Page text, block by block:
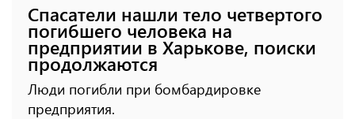
Спасатели нашли тело четвертого
погибшего человека на
предприятии в Харькове, поиски
продолжаются
Люди погибли при бомбардировке
предприятия.